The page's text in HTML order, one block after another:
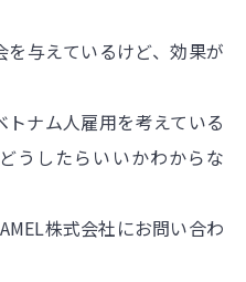
を与えているけど、効果が
トナム人雇用を考えている
うしたらいいかわからな
株式会社にお問い合わ